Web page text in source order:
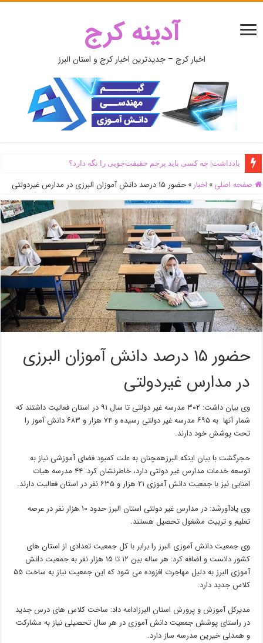
آدینه کرج
اخبار کرج – جدیدترین اخبار کرج و استان البرز
یادداشت| ‌چه کسی باید پرچم حقیقت‌جویی را نگه دارد؟
صفحه اصلی » اخبار » حضور ۱۵ درصد دانش آموزان البرزی در مدارس غیردولتی
حضور ۱۵ درصد دانش آموزان البرزی
در مدارس غیردولتی
وی بیان داشت: ۳۰۲ مدرسه غیر دولتی تا سال ۹۱ در استان فعالیت داشتند که
شمار آنها به ۶۹۵ مدرسه غیر دولتی رسیده و ۷۴ هزار و ۶۸۳ دانش آموز را
تحت پوشش خود دارند.
حجرگشت با بیان اینکه البرزهمچنان به علت کمبود فضای آموزشی نیاز به
توسعه خدمات مدارس غیر دولتی دارد، خاطرنشان کرد: ۴۴ مدرسه هیات
امنایی نیز با جمعیت دانش آموزی ۲۱ هزار و ۶۳۵ نفر در استان فعالیت دارند.
وی یادآورشد: در مدارس غیر دولتی استان البرز حدود ۱۰ هزار نفر در عرصه
تعلیم و تربیت مشغول تحصیل هستند.
وی جمعیت دانش آموزی البرز را برابر با کل جمعیت تعدادی از استان های
کشور دانست و اضافه کرد: هر ساله بین ۱۲ تا ۱۵ هزار نفر به جمعیت دانش
آموزی البرز به دلیل مهاجرت افزوده می شود که این جمعیت نیاز به ساخت ۵۵
کلاس جدید دارد.
مدیرکل آموزش و پرورش استان البرزادامه داد: ساخت کلاس های درس جدید
در راستای پوشش جمعیت دانش آموزی در هر سال تحصیلی نیاز به مشارکت
و همدلی خیرین مدرسه ساز دارد.